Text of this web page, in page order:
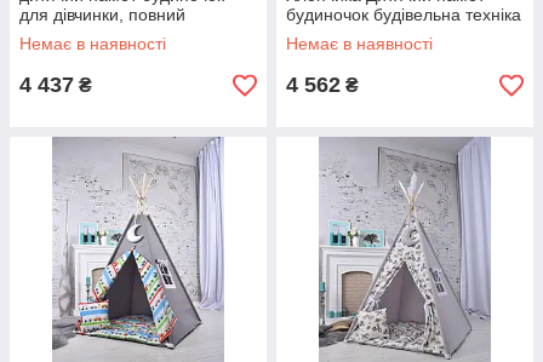
для дівчинки, повний
комплект
Немає в наявності
4 437 ₴
будиночок будівельна техніка
сіра повний комплект
Немає в наявності
4 562 ₴